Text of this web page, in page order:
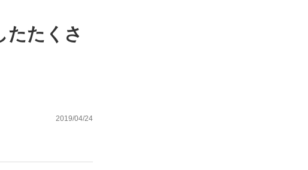
れているのが悲しい」『北の国から』倉本聰氏（91...
たくさ
2019/04/24